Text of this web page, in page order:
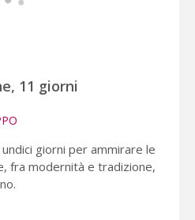
11 giorni
giorni per ammirare le
fra modernità e tradizione,